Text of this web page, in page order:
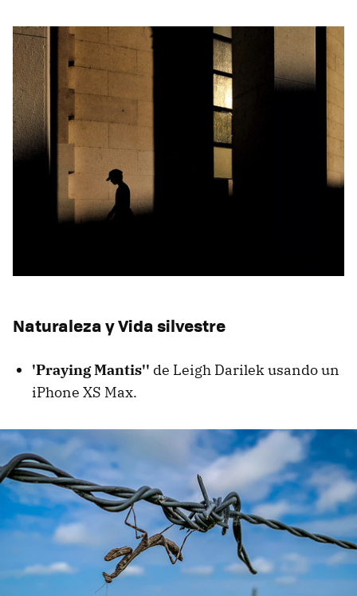
Naturaleza y Vida silvestre
'Praying Mantis'' de Leigh Darilek usando un
iPhone XS Max.